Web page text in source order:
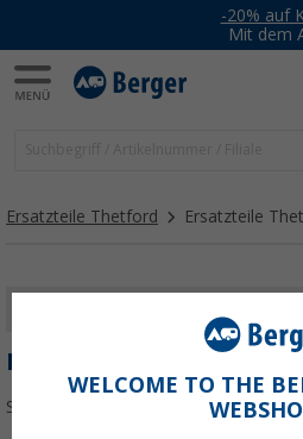
-20% auf Kleidung
Mit dem
Ersatzteile Thetford Ersatzteile
ERSATZTEILE THETFORD
Sortieren:
WELCOME TO THE